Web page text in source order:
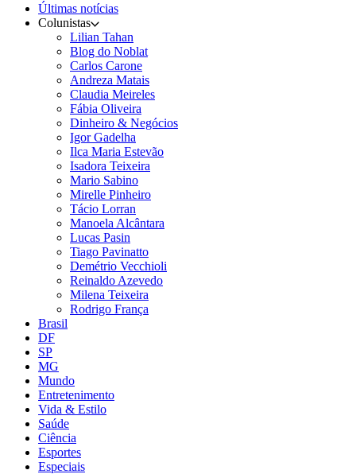
Últimas notícias
Colunistas
Lilian Tahan
Blog do Noblat
Carlos Carone
Andreza Matais
Claudia Meireles
Fábia Oliveira
Dinheiro & Negócios
Igor Gadelha
Ilca Maria Estevão
Isadora Teixeira
Mario Sabino
Mirelle Pinheiro
Tácio Lorran
Manoela Alcântara
Lucas Pasin
Tiago Pavinatto
Demétrio Vecchioli
Reinaldo Azevedo
Milena Teixeira
Rodrigo França
Brasil
DF
SP
MG
Mundo
Entretenimento
Vida & Estilo
Saúde
Ciência
Esportes
Especiais